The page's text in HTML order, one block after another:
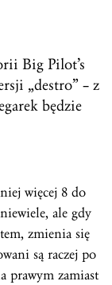
Big Pilot’s
„destro” – z
będzie
więcej 8 do
ale gdy
zmienia się
są raczej po
prawym zamiast